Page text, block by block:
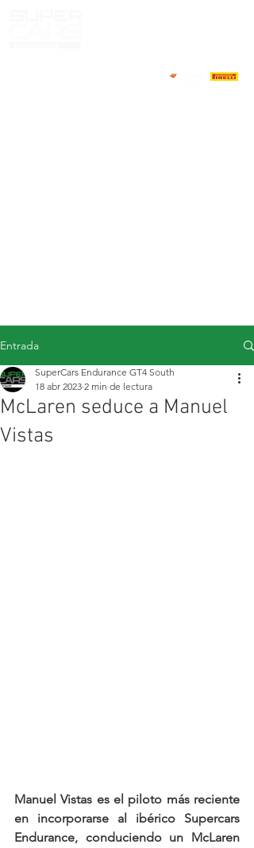
Entrada
McLaren seduce a Manuel
Vistas
SuperCars Endurance GT4 South
18 abr 2023 2 min de lectura
Manuel Vistas es el piloto más reciente
en incorporarse al ibérico Supercars
Endurance, conduciendo un McLaren